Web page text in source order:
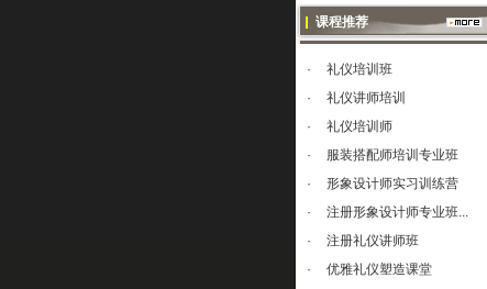
课程推荐
·
礼仪培训班
·
礼仪讲师培训
·
礼仪培训师
·
服装搭配师培训专业班
·
形象设计师实习训练营
·
注册形象设计师专业班...
·
注册礼仪讲师班
·
优雅礼仪塑造课堂